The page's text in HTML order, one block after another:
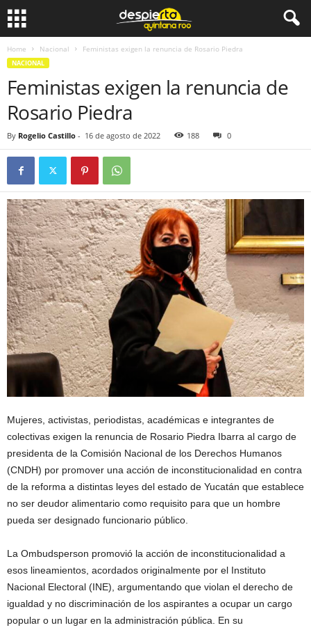
Home Nacional Feministas exigen la renuncia de Rosario Piedra
NACIONAL
Feministas exigen la renuncia de
Rosario Piedra
By Rogelio Castillo - 16 de agosto de 2022 188 0
Mujeres, activistas, periodistas, académicas e integrantes de
colectivas exigen la renuncia de Rosario Piedra Ibarra al cargo de
presidenta de la Comisión Nacional de los Derechos Humanos
(CNDH) por promover una acción de inconstitucionalidad en contra
de la reforma a distintas leyes del estado de Yucatán que establece
no ser deudor alimentario como requisito para que un hombre
pueda ser designado funcionario público.
La Ombudsperson promovió la acción de inconstitucionalidad a
esos lineamientos, acordados originalmente por el Instituto
Nacional Electoral (INE), argumentando que violan el derecho de
igualdad y no discriminación de los aspirantes a ocupar un cargo
popular o un lugar en la administración pública. En su